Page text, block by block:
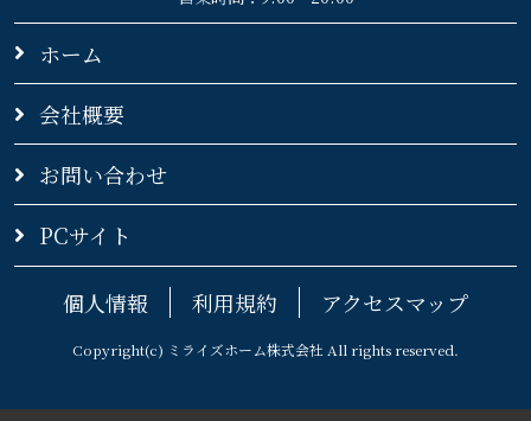
ホーム
会社概要
お問い合わせ
PCサイト
個人情報 利用規約 アクセスマップ
Copyright(c) ミライズホーム株式会社 All rights reserved.